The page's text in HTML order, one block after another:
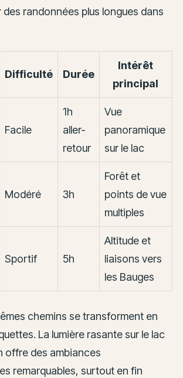
des randonnées plus longues dans
Difficulté Durée
Intérêt
principal
Facile
1h
aller-
retour
Vue
panoramique
sur le lac
Modéré 3h
Forêt et
points de vue
multiples
Sportif 5h
Altitude et
liaisons vers
les Bauges
chemins se transforment en
La lumière rasante sur le lac
offre des ambiances
remarquables, surtout en fin